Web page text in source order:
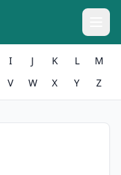
I J K L
M
V W X Y Z